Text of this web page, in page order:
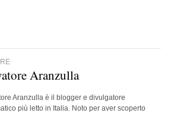
Aranzulla
Aranzulla è il blogger e divulgatore
più letto in Italia. Noto per aver scoperto